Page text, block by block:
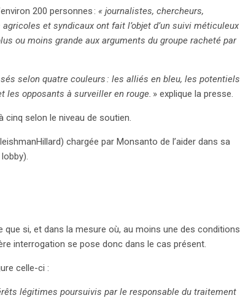
200 personnes : « journalistes, chercheurs,
et syndicaux ont fait l’objet d’un suivi méticuleux
ou moins grande aux arguments du groupe racheté par
selon quatre couleurs : les alliés en bleu, les potentiels
les opposants à surveiller en rouge. » explique la presse.
cinq selon le niveau de soutien.
chargée par Monsanto de l’aider dans sa
que si, et dans la mesure où, au moins une des conditions
interrogation se pose donc dans le cas présent.
celle-ci :
légitimes poursuivis par le responsable du traitement